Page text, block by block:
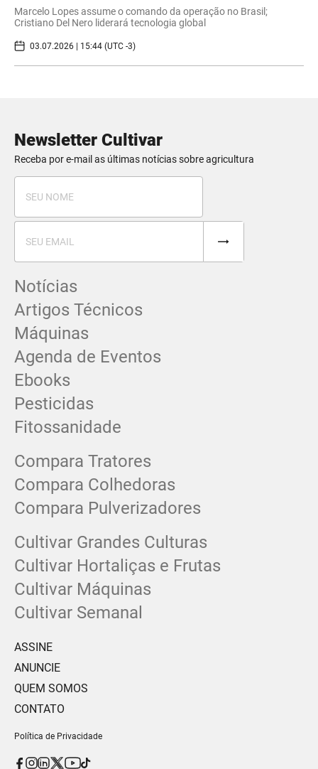
Marcelo Lopes assume o comando da operação no Brasil;
Cristiano Del Nero liderará tecnologia global
03.07.2026 | 15:44 (UTC -3)
Newsletter Cultivar
Receba por e-mail as últimas notícias sobre agricultura
Notícias
Artigos Técnicos
Máquinas
Agenda de Eventos
Ebooks
Pesticidas
Fitossanidade
Compara Tratores
Compara Colhedoras
Compara Pulverizadores
Cultivar Grandes Culturas
Cultivar Hortaliças e Frutas
Cultivar Máquinas
Cultivar Semanal
ASSINE
ANUNCIE
QUEM SOMOS
CONTATO
Política de Privacidade